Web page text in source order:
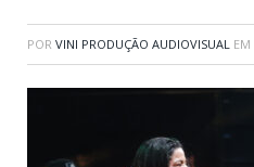
POR VINI PRODUÇÃO AUDIOVISUAL EM